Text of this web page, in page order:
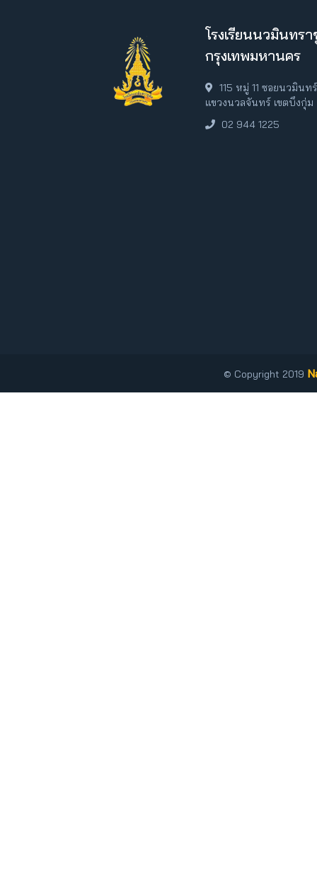
โรงเรียนนวมินทร
กรุงเทพมหานคร
115 หมู่ 11 ซอยนวมิน
แขวงนวลจันทร์ เขตบึงกุ่
02 944 1225
© Copyright 2019